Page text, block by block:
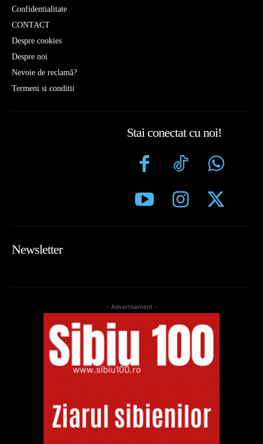
Confidentialitate
CONTACT
Despre cookies
Despre noi
Nevoie de reclamă?
Termeni si conditii
Stai conectat cu noi!
Newsletter
- Advertisement -